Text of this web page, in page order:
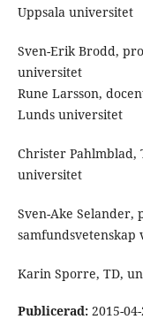
Uppsala universitet
Sven-Erik Brodd,
universitet
Rune Larsson,
Lunds universitet
Christer Pahlmblad,
universitet
Sven-Ake Selander,
Karin Sporre, TD,
Publicerad: 2015-